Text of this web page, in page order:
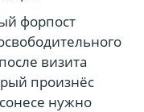
форпост
визита
произнёс
нужно